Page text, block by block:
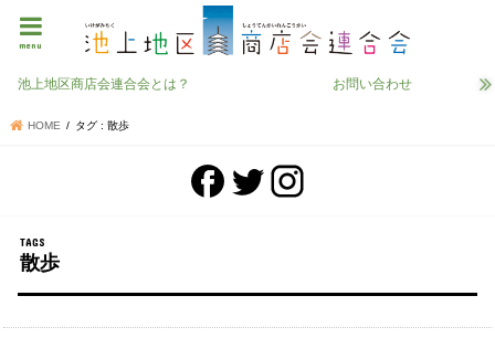
menu
池上地区商店会連合会とは？ お問い合わせ
HOME タグ : 散歩
散歩